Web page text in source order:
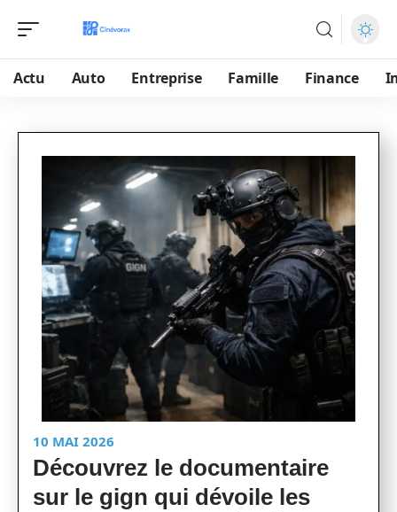
Actu Auto Entreprise Famille Finance
10 MAI 2026
Découvrez le documentaire
sur le gign qui dévoile les